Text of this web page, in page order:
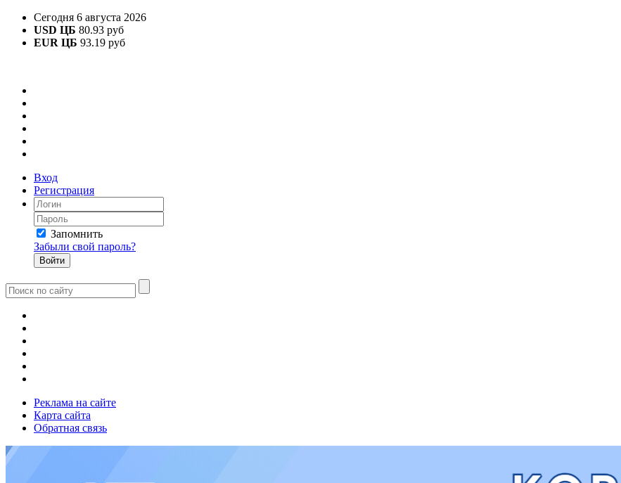
Сегодня 6 августа 2026
USD ЦБ 80.93 руб
EUR ЦБ 93.19 руб
Вход
Регистрация
Запомнить
Забыли свой пароль?
Реклама на сайте
Карта сайта
Обратная связь